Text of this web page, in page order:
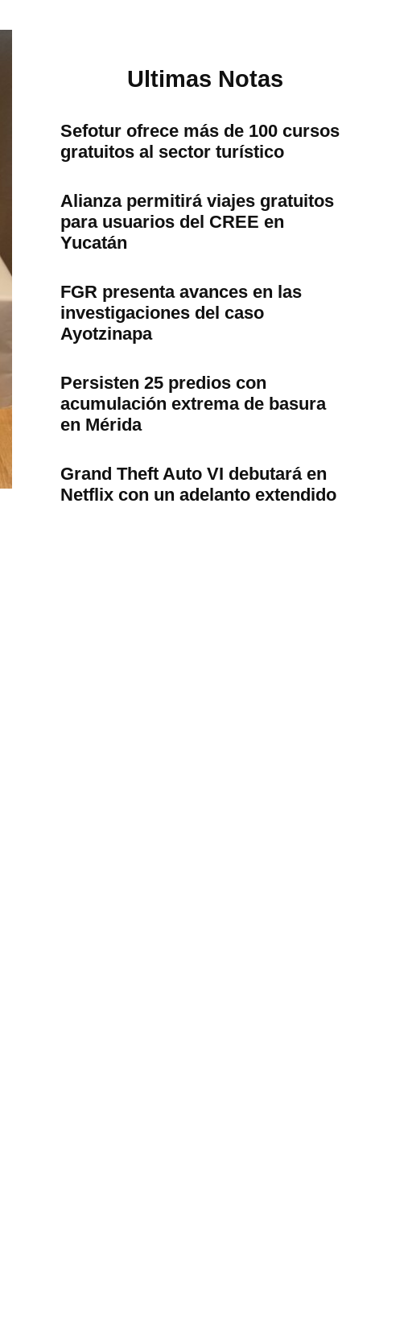
Ultimas Notas
Sefotur ofrece más de 100 cursos
gratuitos al sector turístico
Alianza permitirá viajes gratuitos
para usuarios del CREE en
Yucatán
FGR presenta avances en las
investigaciones del caso
Ayotzinapa
Persisten 25 predios con
acumulación extrema de basura
en Mérida
Grand Theft Auto VI debutará en
Netflix con un adelanto extendido